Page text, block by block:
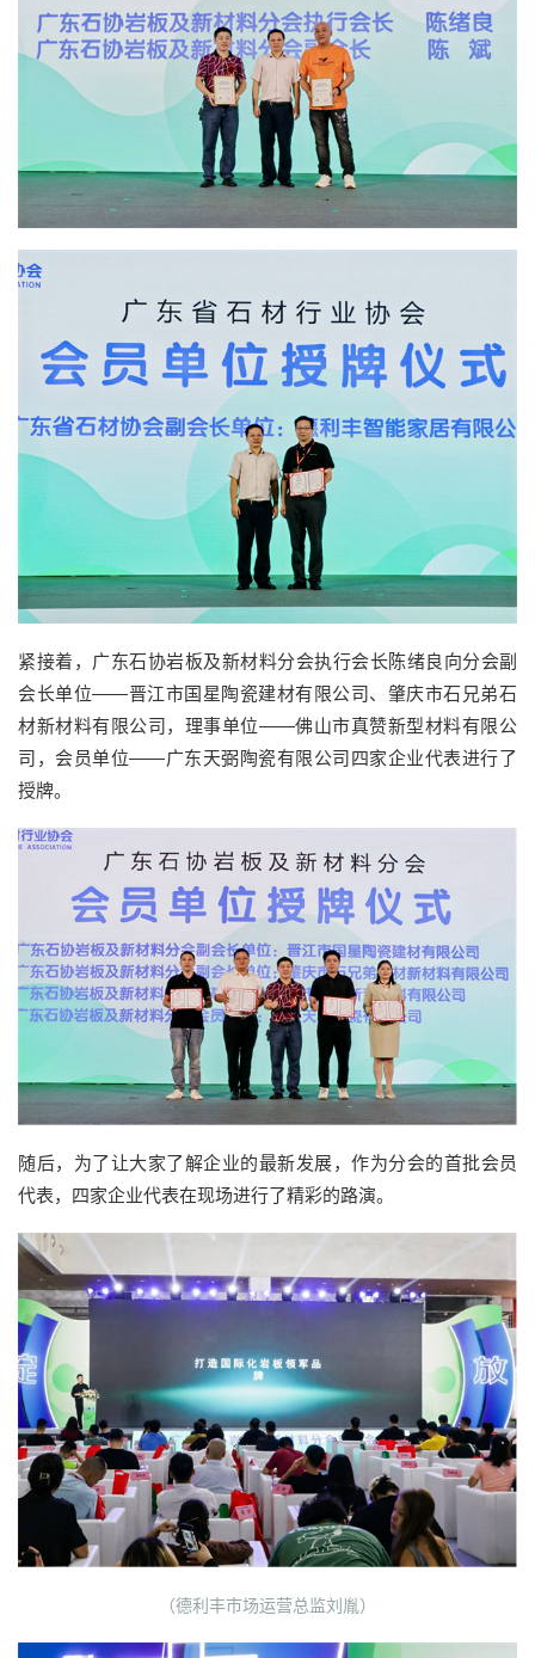
紧接着，广东石协岩板及新材料分会执行会长陈绪良向分会副
会长单位——晋江市国星陶瓷建材有限公司、肇庆市石兄弟石
材新材料有限公司，理事单位——佛山市真赞新型材料有限公
司，会员单位——广东天弼陶瓷有限公司四家企业代表进行了
授牌。
随后，为了让大家了解企业的最新发展，作为分会的首批会员
代表，四家企业代表在现场进行了精彩的路演。
（德利丰市场运营总监刘胤）